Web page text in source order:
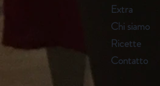
Extra
Chi siamo
Ricette
Contatto